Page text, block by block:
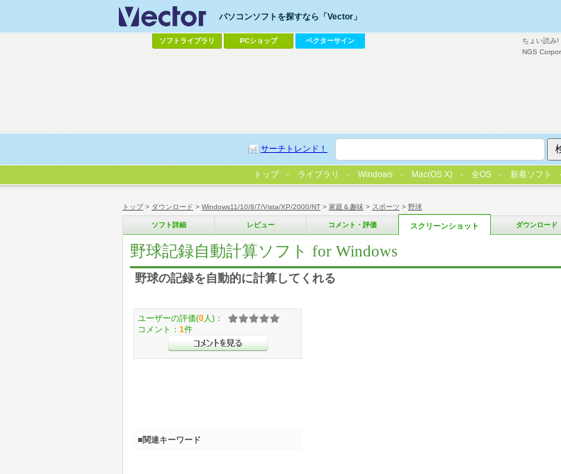
トップ> ダウンロード > Windows11/10/8/7/Vista/XP/2000/NT > 家庭＆趣味 > スポーツ > 野球
ソフト詳細 レビュー コメント・評価 スクリーンショット ダウンロード
野球記録自動計算ソフト for Windows
野球の記録を自動的に計算してくれる
ユーザーの評価(0 人)：
コメント： 1件
■関連キーワード
ちょい読み!
NGS
パソコンソフトを探すなら「Vector」
ソフトライブラリ PCショップ ベクターサイン
サーチトレンド！
トップ ライブラリ Windows Mac(OS X) 全OS 新着ソフト